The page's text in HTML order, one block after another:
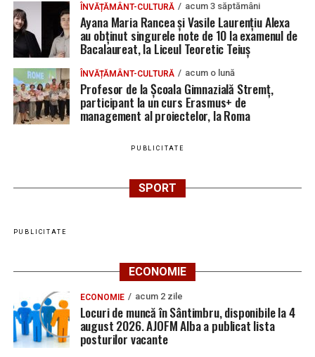
ÎNVĂȚĂMÂNT-CULTURĂ acum 3 săptămâni
Ayana Maria Rancea și Vasile Laurențiu Alexa
au obținut singurele note de 10 la examenul de
Bacalaureat, la Liceul Teoretic Teiuș
ÎNVĂȚĂMÂNT-CULTURĂ acum o lună
Profesor de la Școala Gimnazială Stremț,
participant la un curs Erasmus+ de
management al proiectelor, la Roma
PUBLICITATE
SPORT
PUBLICITATE
ECONOMIE
ECONOMIE acum 2 zile
Locuri de muncă în Sântimbru, disponibile la 4
august 2026. AJOFM Alba a publicat lista
posturilor vacante